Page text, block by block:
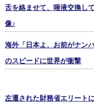
舌を絡ませて、唾液交換し
像♪
海外「日本よ、お前がナン
のスピードに世界が衝撃
左遷された財務省エリート